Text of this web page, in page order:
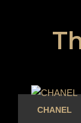
CHANEL